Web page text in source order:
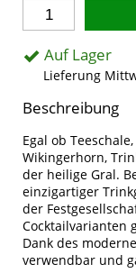
Auf Lager
Lieferung
Beschreibung
Egal ob
Wikingerhorn,
der heilige Gral.
einzigartiger
der
Cocktailvarianten
Dank des
verwendbar und